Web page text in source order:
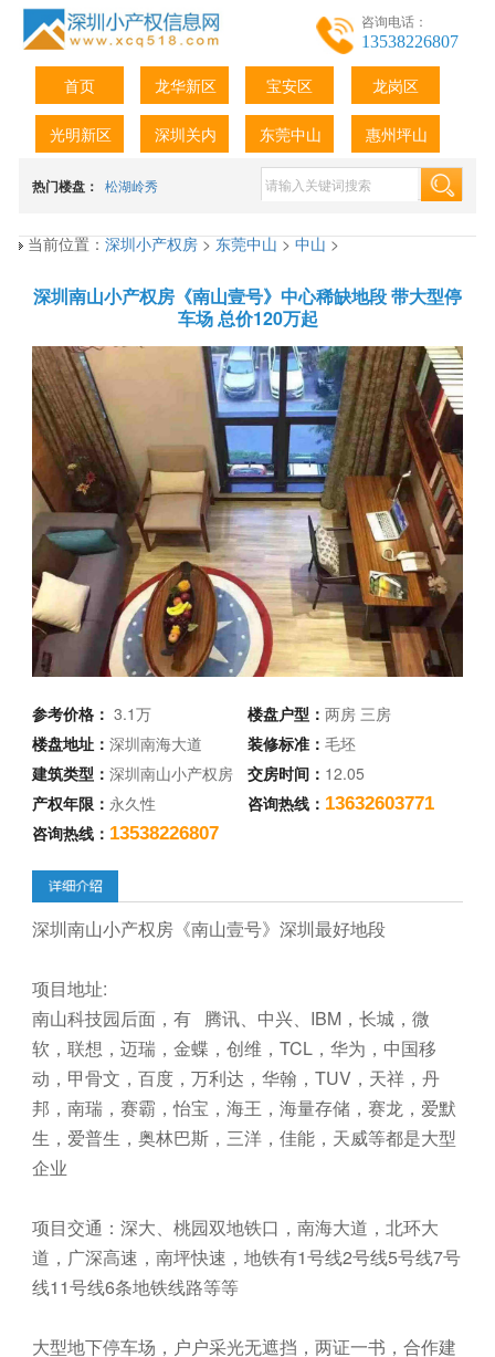
咨询电话：
13538226807
首页 龙华新区 宝安区 龙岗区
光明新区 深圳关内 东莞中山 惠州坪山
热门楼盘： 松湖岭秀
当前位置：深圳小产权房>东莞中山>中山>
深圳南山小产权房《南山壹号》中心稀缺地段 带大型停
车场 总价120万起
参考价格：3.1万 楼盘户型： 两房 三房
楼盘地址：深圳南海大道 装修标准： 毛坯
建筑类型：深圳南山小产权房 交房时间： 12.05
产权年限： 永久性 咨询热线： 13632603771
咨询热线： 13538226807
深圳南山小产权房《南山壹号》深圳最好地段
项目地址:
南山科技园后面，有 腾讯、中兴、IBM，长城，微
软，联想，迈瑞，金蝶，创维，TCL，华为，中国移
动，甲骨文，百度，万利达，华翰，TUV，天祥，丹
邦，南瑞，赛霸，怡宝，海王，海量存储，赛龙，爱默
生，爱普生，奥林巴斯，三洋，佳能，天威等都是大型
企业
项目交通：深大、桃园双地铁口，南海大道，北环大
道，广深高速，南坪快速，地铁有1号线2号线5号线7号
线11号线6条地铁线路等等
大型地下停车场，户户采光无遮挡，两证一书，合作建